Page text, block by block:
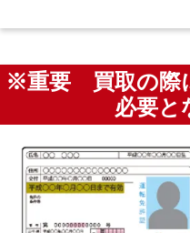
※重要 買取の際
必要と